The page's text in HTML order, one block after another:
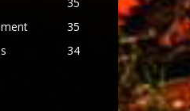
35
34